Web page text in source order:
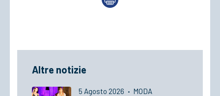
Altre notizie
5 Agosto 2026 · MODA